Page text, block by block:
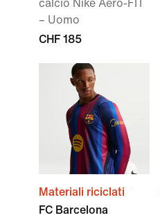
calcio Nike Aero-FIT
– Uomo
CHF 185
Materiali riciclati
FC Barcelona